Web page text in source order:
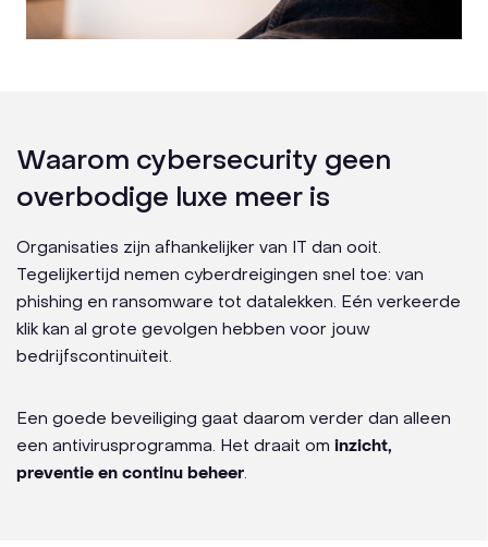
Waarom cybersecurity geen
overbodige luxe meer is
Organisaties zijn afhankelijker van IT dan ooit.
Tegelijkertijd nemen cyberdreigingen snel toe: van
phishing en ransomware tot datalekken. Eén verkeerde
klik kan al grote gevolgen hebben voor jouw
bedrijfscontinuïteit.
Een goede beveiliging gaat daarom verder dan alleen
een antivirusprogramma. Het draait om inzicht,
preventie en continu beheer